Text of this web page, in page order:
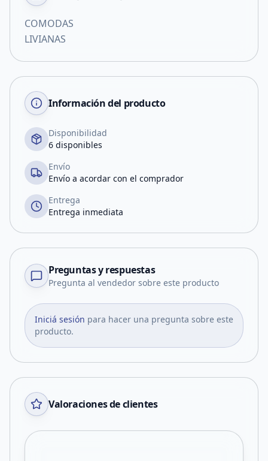
COMODAS
LIVIANAS
Información del producto
Disponibilidad
6 disponibles
Envío
Envío a acordar con el comprador
Entrega
Entrega inmediata
Preguntas y respuestas
Pregunta al vendedor sobre este producto
Iniciá sesión para hacer una pregunta sobre este
producto.
Valoraciones de clientes